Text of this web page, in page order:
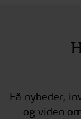
Få nyheder,
og viden